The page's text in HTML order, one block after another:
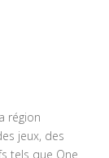
région
jeux, des
tels que One